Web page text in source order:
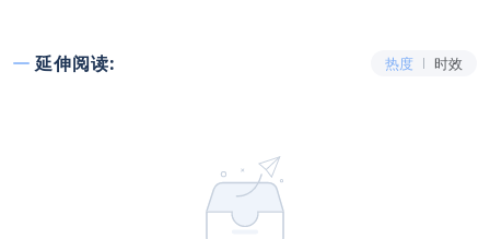
延伸阅读: 热度 时效